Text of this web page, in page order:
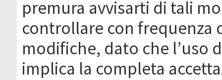
premura avvisarti di tali
controllare con frequenza
modifiche, dato che l’uso
implica la completa